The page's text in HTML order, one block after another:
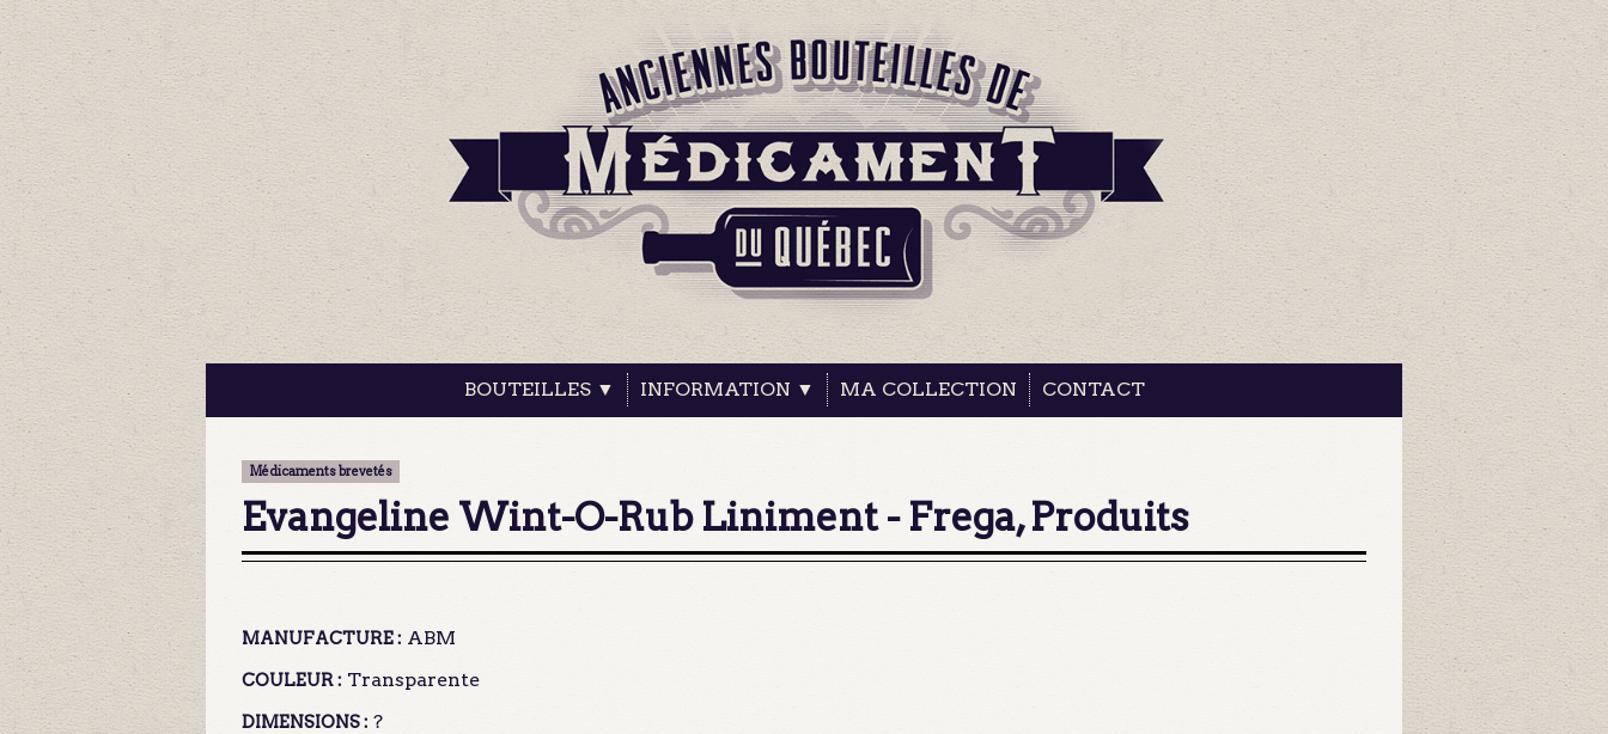
BOUTEILLES ▼ INFORMATION ▼ MA COLLECTION CONTACT
Médicaments brevetés
Evangeline Wint-O-Rub Liniment - Frega, Produits
MANUFACTURE : ABM
COULEUR : Transparente
DIMENSIONS : ?